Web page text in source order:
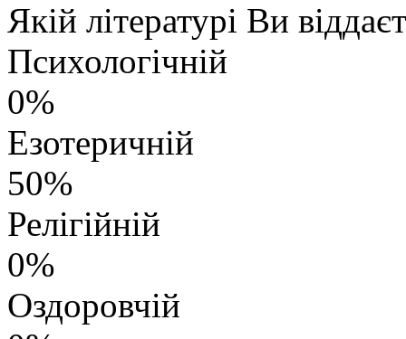
Якій літературі Ви
Психологічній
0%
Езотеричній
50%
Релігійній
0%
Оздоровчій